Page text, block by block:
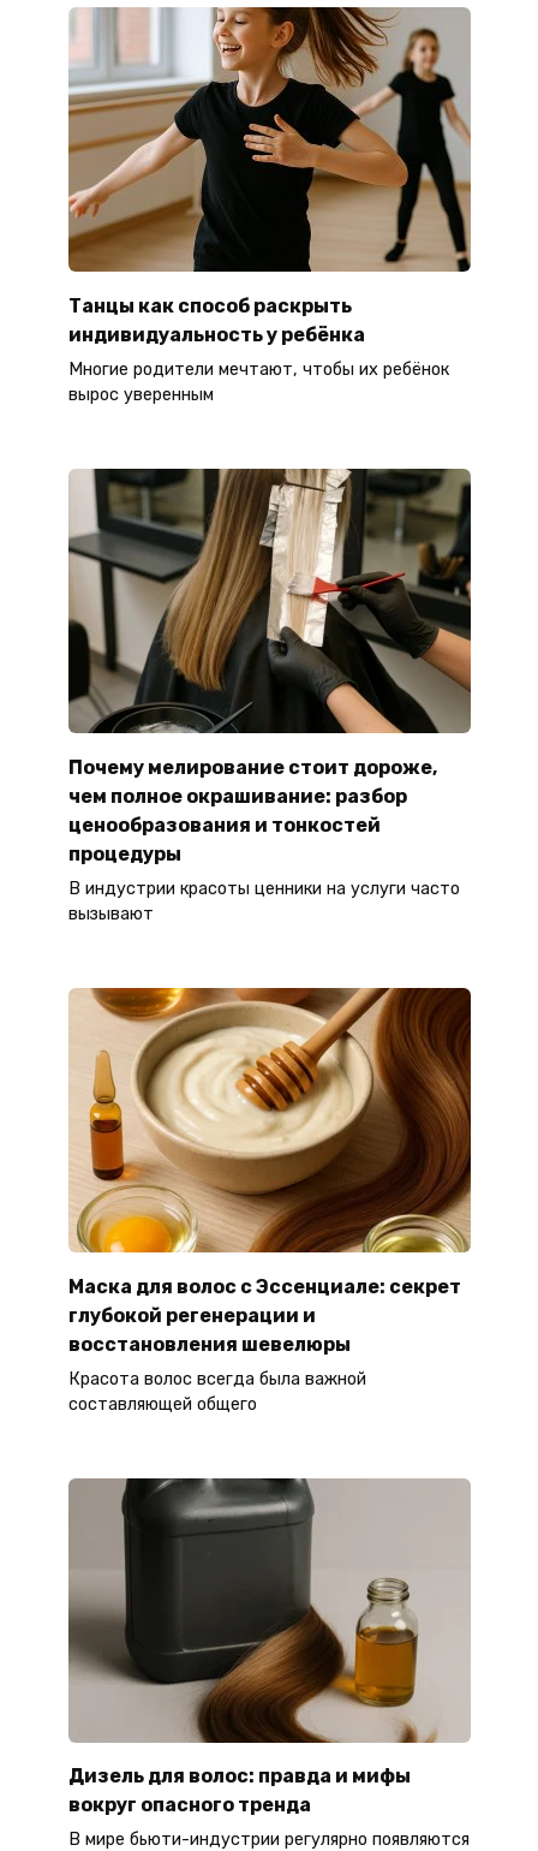
Танцы как способ раскрыть
индивидуальность у ребёнка
Многие родители мечтают, чтобы их ребёнок
вырос уверенным
Почему мелирование стоит дороже,
чем полное окрашивание: разбор
ценообразования и тонкостей
процедуры
В индустрии красоты ценники на услуги часто
вызывают
Маска для волос с Эссенциале: секрет
глубокой регенерации и
восстановления шевелюры
Красота волос всегда была важной
составляющей общего
Дизель для волос: правда и мифы
вокруг опасного тренда
В мире бьюти-индустрии регулярно появляются